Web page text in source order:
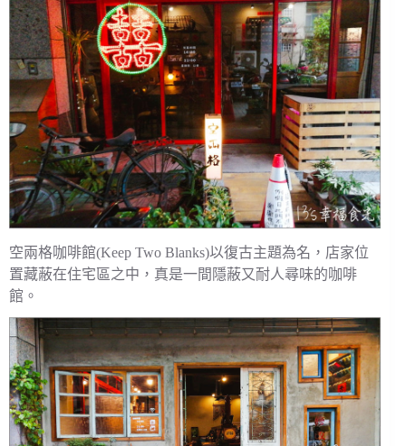
空兩格咖啡館(Keep Two Blanks)以復古主題為名，店家位
置藏蔽在住宅區之中，真是一間隱蔽又耐人尋味的咖啡
館。